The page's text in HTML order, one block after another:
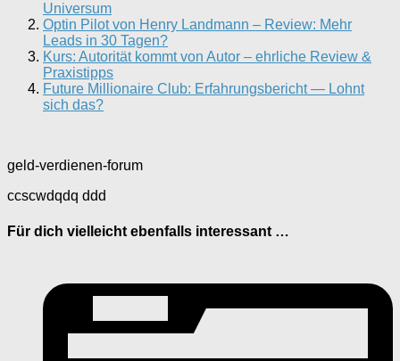
Universum
Optin Pilot von Henry Landmann – Review: Mehr
Leads in 30 Tagen?
Kurs: Autorität kommt von Autor – ehrliche Review &
Praxistipps
Future Millionaire Club: Erfahrungsbericht — Lohnt
sich das?
geld-verdienen-forum
ccscwdqdq ddd
Für dich vielleicht ebenfalls interessant …